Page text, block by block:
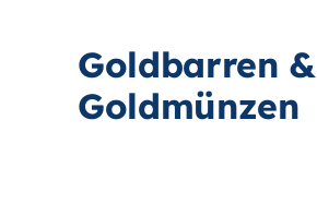
Goldbarren &
Goldmünzen